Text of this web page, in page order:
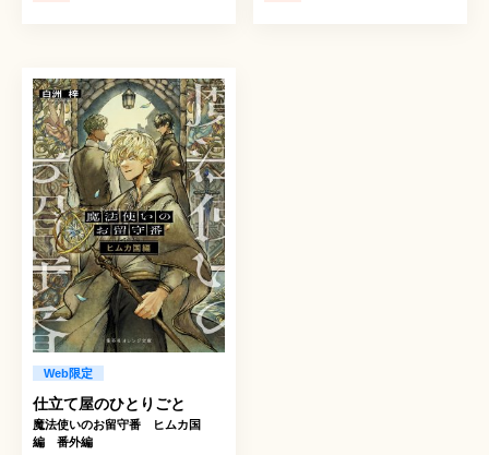
Web限定
仕立て屋のひとりごと
魔法使いのお留守番 ヒムカ国
編 番外編